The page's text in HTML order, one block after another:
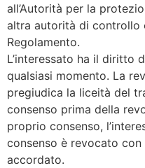
all’Autorità per la
altra autorità di controllo
Regolamento.
L’interessato ha il diritto
qualsiasi momento. La
pregiudica la liceità del
consenso prima della
proprio consenso,
consenso è revocato
accordato.